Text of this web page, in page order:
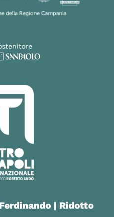
| Ridotto